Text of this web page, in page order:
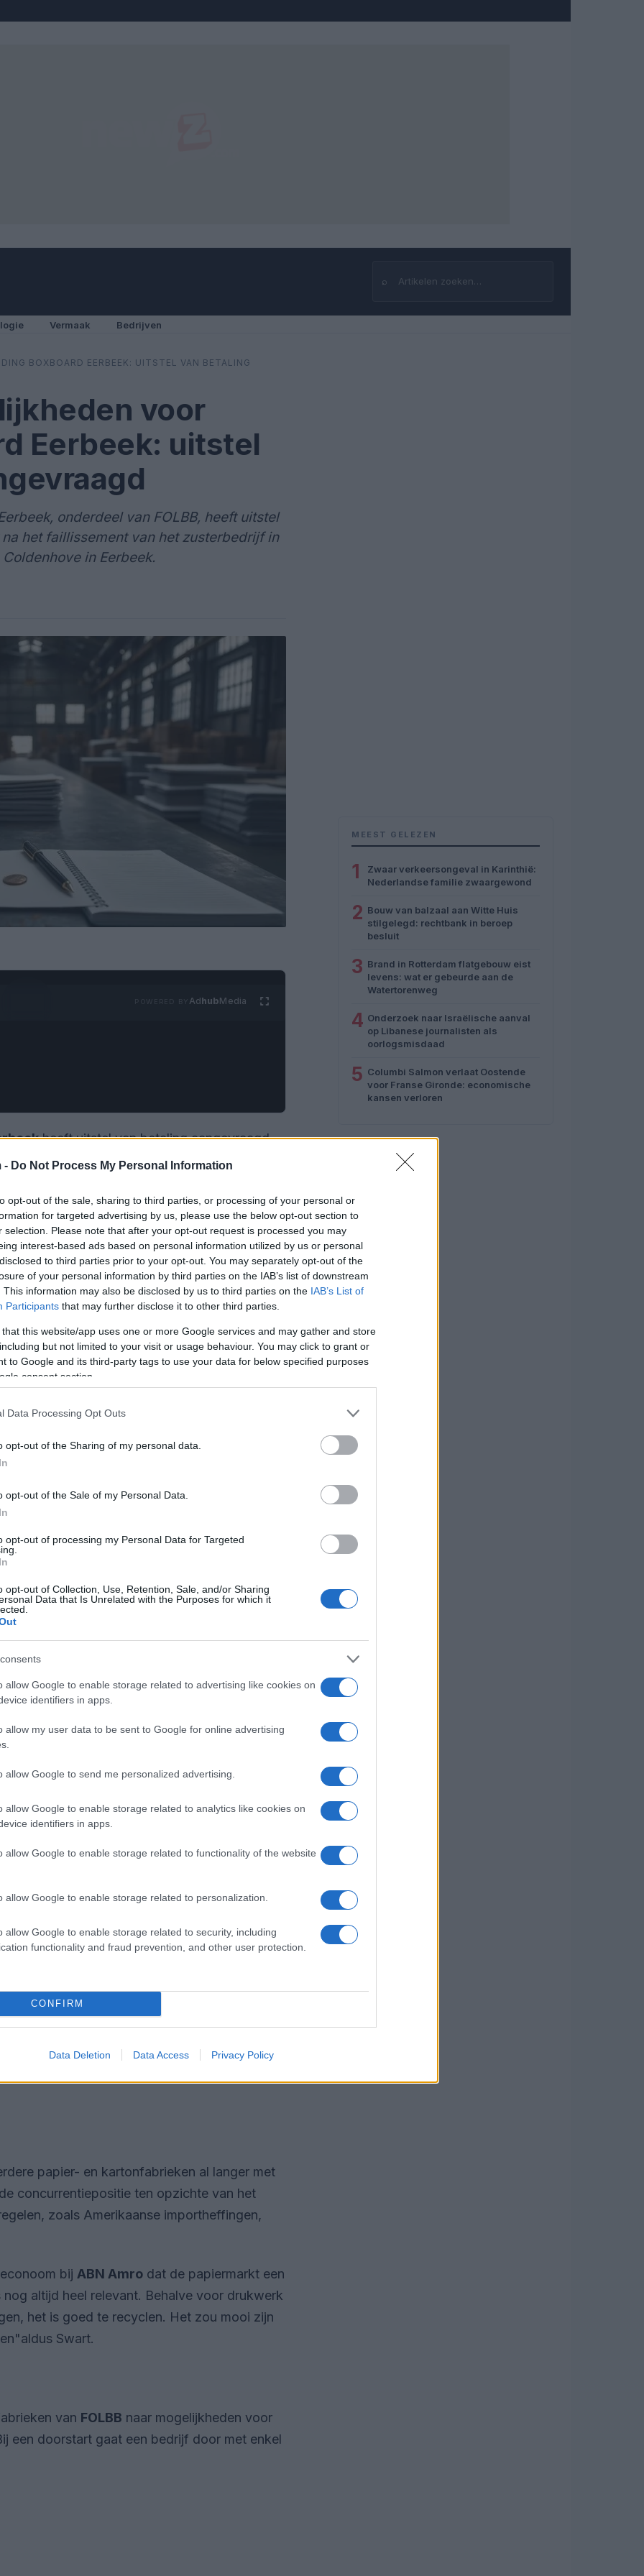
- Do Not Process My Personal Information
opt-out of the sale, sharing to third parties, or processing of your personal or
for targeted advertising by us, please use the below opt-out section to
selection. Please note that after your opt-out request is processed you may
interest-based ads based on personal information utilized by us or personal
to third parties prior to your opt-out. You may separately opt-out of the
of your personal information by third parties on the IAB’s list of downstream
This information may also be disclosed by us to third parties on the IAB’s List of
Participants that may further disclose it to other third parties.
that this website/app uses one or more Google services and may gather and store
but not limited to your visit or usage behaviour. You may click to grant or
to Google and its third-party tags to use your data for below specified purposes
consent section.
Data Processing Opt Outs
opt-out of the Sharing of my personal data.
opt-out of the Sale of my Personal Data.
opt-out of processing my Personal Data for Targeted
opt-out of Collection, Use, Retention, Sale, and/or Sharing
Data that Is Unrelated with the Purposes for which it
allow Google to enable storage related to advertising like cookies on
identifiers in apps.
allow my user data to be sent to Google for online advertising
allow Google to send me personalized advertising.
allow Google to enable storage related to analytics like cookies on
identifiers in apps.
allow Google to enable storage related to functionality of the website
allow Google to enable storage related to personalization.
allow Google to enable storage related to security, including
functionality and fraud prevention, and other user protection.
CONFIRM
Data Deletion Data Access Privacy Policy
⌕
Zoeken
Vermaak Bedrijven
BOXBOARD EERBEEK: UITSTEL VAN BETALING
voor
Eerbeek: uitstel
onderdeel van FOLBB, heeft uitstel
het faillissement van het zusterbedrijf in
in Eerbeek.
AdhubMedia
heeft uitstel van betaling aangevraagd,
in Gelderland. Dit is de derde keer in
het
dan drie eeuwen actief was en in handen
ook de toekomst van
faillissement aangevraagd bij een rechtbank
waar ongeveer 220 mensen werken,
van betaling.
geval nog tot en met maandag wordt
Werknemers werden gistermiddag
van de fabriek wil niet inhoudelijk reageren
verwijst naar de curator.
papier- en kartonfabrieken al langer met
concurrentiepositie ten opzichte van het
zoals Amerikaanse importheffingen,
bij ABN Amro dat de papiermarkt een
altijd heel relevant. Behalve voor drukwerk
het is goed te recyclen. Het zou mooi zijn
aldus Swart.
van FOLBB naar mogelijkheden voor
een doorstart gaat een bedrijf door met enkel
MEEST GELEZEN
1
Zwaar verkeersongeval in Karinthië:
Nederlandse familie zwaargewond
2 Bouw van balzaal aan Witte Huis
stilgelegd: rechtbank in beroep
besluit
3 Brand in Rotterdam flatgebouw eist
levens: wat er gebeurde aan de
Watertorenweg
4 Onderzoek naar Israëlische aanval
op Libanese journalisten als
oorlogsmisdaad
5 Columbi Salmon verlaat Oostende
voor Franse Gironde: economische
kansen verloren